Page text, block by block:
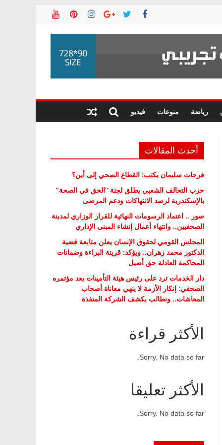
رياضة منوعات فيديو
أحدث المقالات
فرحات سليمان يكتب: القطاع الصحي إلى أين؟
حزب التحالف الشعبي يطلق لجنة “الحق في الصحة”
بالإسكندرية لرصد الانتهاكات ودعم المرضى
صور .. اعتماد الرسومات النهائية للقرار الوزاري لمدينة
الصحفيين.. وانتهاء أعمال إنشاء المبنى الإداري
المجلس القومي لحقوق الإنسان يعلن متابعة قضية
الدكتور محمد زهران.. ويؤكد: قرينة البراءة وضمانات
المحاكمة العادلة حق أصيل
دار الخدمات ترد على رئيس هيئة التأمينات بعد مؤتمره
الصحفي: إنكار الأزمة لا ينهي معاناة أصحاب
المعاشات.. ونطالب بكشف الشركة المنفذة
الأكثر قراءة
Sorry. No data so far.
الأكثر تعليقا
Sorry. No data so far.